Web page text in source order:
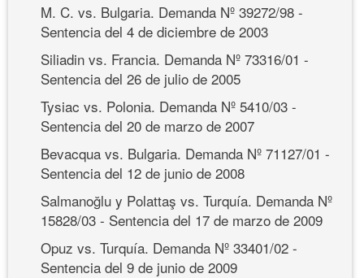
M. C. vs. Bulgaria. Demanda Nº 39272/98 -
Sentencia del 4 de diciembre de 2003
Siliadin vs. Francia. Demanda Nº 73316/01 -
Sentencia del 26 de julio de 2005
Tysiac vs. Polonia. Demanda Nº 5410/03 -
Sentencia del 20 de marzo de 2007
Bevacqua vs. Bulgaria. Demanda Nº 71127/01 -
Sentencia del 12 de junio de 2008
Salmanoğlu y Polattaş vs. Turquía. Demanda Nº
15828/03 - Sentencia del 17 de marzo de 2009
Opuz vs. Turquía. Demanda Nº 33401/02 -
Sentencia del 9 de junio de 2009